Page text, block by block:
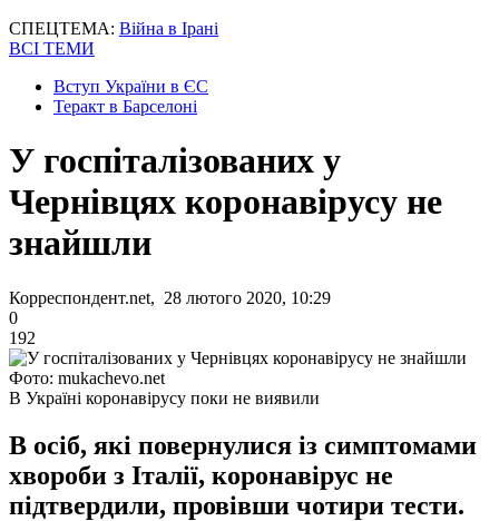
СПЕЦТЕМА: Війна в Ірані
ВСІ ТЕМИ
Вступ України в ЄС
Теракт в Барселоні
У госпіталізованих у
Чернівцях коронавірусу не
знайшли
Корреспондент.net, 28 лютого 2020, 10:29
0
192
Фото: mukachevo.net
В Україні коронавірусу поки не виявили
В осіб, які повернулися із симптомами
хвороби з Італії, коронавірус не
підтвердили, провівши чотири тести.